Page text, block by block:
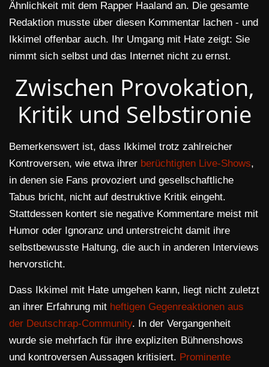
Ähnlichkeit mit dem Rapper Haaland an. Die gesamte
Redaktion musste über diesen Kommentar lachen - und
Ikkimel offenbar auch. Ihr Umgang mit Hate zeigt: Sie
nimmt sich selbst und das Internet nicht zu ernst.
Zwischen Provokation,
Kritik und Selbstironie
Bemerkenswert ist, dass Ikkimel trotz zahlreicher
Kontroversen, wie etwa ihrer berüchtigten Live-Shows,
in denen sie Fans provoziert und gesellschaftliche
Tabus bricht, nicht auf destruktive Kritik eingeht.
Stattdessen kontert sie negative Kommentare meist mit
Humor oder Ignoranz und unterstreicht damit ihre
selbstbewusste Haltung, die auch in anderen Interviews
hervorsticht.
Dass Ikkimel mit Hate umgehen kann, liegt nicht zuletzt
an ihrer Erfahrung mit heftigen Gegenreaktionen aus
der Deutschrap-Community. In der Vergangenheit
wurde sie mehrfach für ihre expliziten Bühnenshows
und kontroversen Aussagen kritisiert. Prominente